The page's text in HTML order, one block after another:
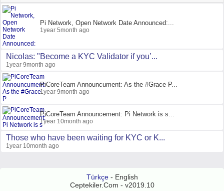
Pi Network, Open Network Date Announced:...
1year 5month ago
Nicolas: "Become a KYC Validator if you’...
1year 9month ago
PiCoreTeam Announcument: As the #Grace P...
1year 9month ago
PiCoreTeam Announcement: Pi Network is s...
1year 10month ago
Those who have been waiting for KYC or K...
1year 10month ago
Türkçe- English
Ceptekiler.Com - v2019.10